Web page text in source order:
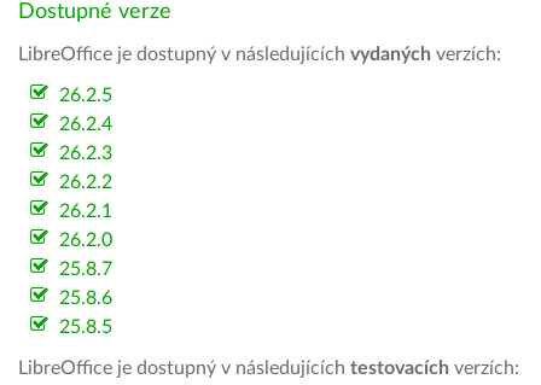
Dostupné verze
LibreOffice je dostupný v následujících vydaných verzích:
26.2.5
26.2.4
26.2.3
26.2.2
26.2.1
26.2.0
25.8.7
25.8.6
25.8.5
LibreOffice je dostupný v následujících testovacích verzích: